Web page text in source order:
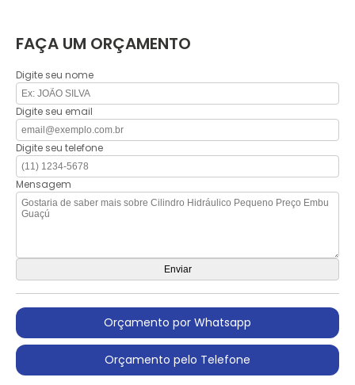
FAÇA UM ORÇAMENTO
Digite seu nome
Digite seu email
Digite seu telefone
Mensagem
Orçamento por Whatsapp
Orçamento pelo Telefone